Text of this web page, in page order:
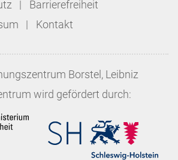
|
Barrierefreiheit
Kontakt
Borstel, Leibniz
wird gefördert durch: